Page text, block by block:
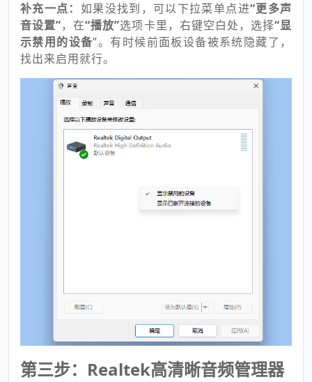
补充一点： 如果没找到，可以下拉菜单点进“更多声
音设置”，在“播放”选项卡里， 右键空白处，选择“显
示禁用的设备”。有时候前面板设备被系统隐藏了，
找出来启用就行。
第三步：Realtek高清晰音频管理器